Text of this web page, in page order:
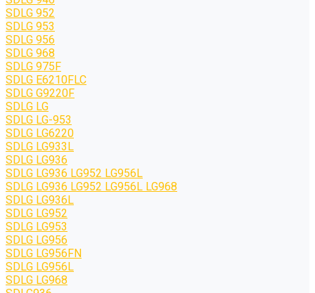
SDLG 952
SDLG 953
SDLG 956
SDLG 968
SDLG 975F
SDLG E6210FLC
SDLG G9220F
SDLG LG
SDLG LG-953
SDLG LG6220
SDLG LG933L
SDLG LG936
SDLG LG936 LG952 LG956L
SDLG LG936 LG952 LG956L LG968
SDLG LG936L
SDLG LG952
SDLG LG953
SDLG LG956
SDLG LG956FN
SDLG LG956L
SDLG LG968